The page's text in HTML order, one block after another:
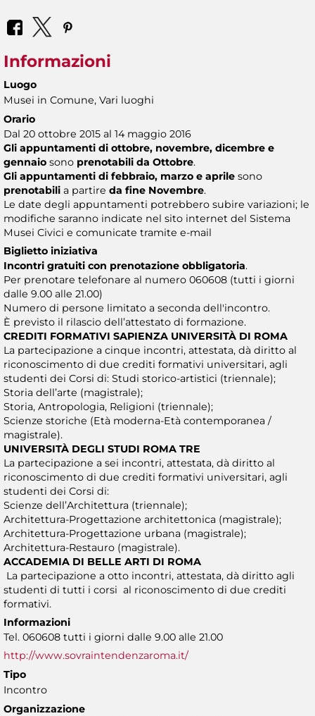
Informazioni
Luogo
Musei in Comune, Vari luoghi
Orario
Dal 20 ottobre 2015 al 14 maggio 2016
Gli appuntamenti di ottobre, novembre, dicembre e
gennaio sono prenotabili da Ottobre.
Gli appuntamenti di febbraio, marzo e aprile sono
prenotabili a partire da fine Novembre.
Le date degli appuntamenti potrebbero subire variazioni; le
modifiche saranno indicate nel sito internet del Sistema
Musei Civici e comunicate tramite e-mail
Biglietto iniziativa
Incontri gratuiti con prenotazione obbligatoria.
Per prenotare telefonare al numero 060608 (tutti i giorni
dalle 9.00 alle 21.00)
Numero di persone limitato a seconda dell'incontro.
È previsto il rilascio dell’attestato di formazione.
CREDITI FORMATIVI SAPIENZA UNIVERSITÀ DI ROMA
La partecipazione a cinque incontri, attestata, dà diritto al
riconoscimento di due crediti formativi universitari, agli
studenti dei Corsi di: Studi storico-artistici (triennale);
Storia dell’arte (magistrale);
Storia, Antropologia, Religioni (triennale);
Scienze storiche (Età moderna-Età contemporanea /
magistrale).
UNIVERSITÀ DEGLI STUDI ROMA TRE
La partecipazione a sei incontri, attestata, dà diritto al
riconoscimento di due crediti formativi universitari, agli
studenti dei Corsi di:
Scienze dell’Architettura (triennale);
Architettura-Progettazione architettonica (magistrale);
Architettura-Progettazione urbana (magistrale);
Architettura-Restauro (magistrale).
ACCADEMIA DI BELLE ARTI DI ROMA
La partecipazione a otto incontri, attestata, dà diritto agli
studenti di tutti i corsi al riconoscimento di due crediti
formativi.
Informazioni
Tel. 060608 tutti i giorni dalle 9.00 alle 21.00
http://www.sovraintendenzaroma.it/
Tipo
Incontro
Organizzazione